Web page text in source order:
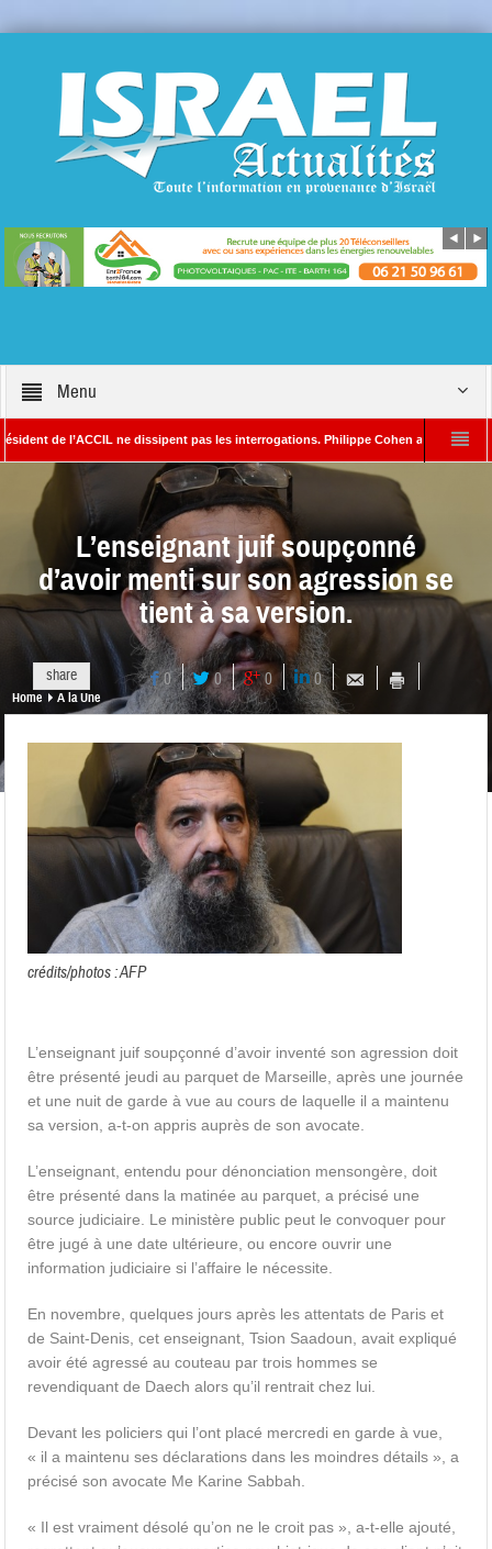
Menu
l’ACCIL ne dissipent pas les interrogations. Philippe Cohen annonce se
– Rédacteur en chef d’Israël Actualités L’Iran menace de frapper
L’enseignant juif soupçonné
d’avoir menti sur son agression se
tient à sa version.
share 0 0 0 0
Home A la Une
crédits/photos : AFP
L’enseignant juif soupçonné d’avoir inventé son agression doit
être présenté jeudi au parquet de Marseille, après une journée
et une nuit de garde à vue au cours de laquelle il a maintenu
sa version, a-t-on appris auprès de son avocate.
L’enseignant, entendu pour dénonciation mensongère, doit
être présenté dans la matinée au parquet, a précisé une
source judiciaire. Le ministère public peut le convoquer pour
être jugé à une date ultérieure, ou encore ouvrir une
information judiciaire si l’affaire le nécessite.
En novembre, quelques jours après les attentats de Paris et
de Saint-Denis, cet enseignant, Tsion Saadoun, avait expliqué
avoir été agressé au couteau par trois hommes se
revendiquant de Daech alors qu’il rentrait chez lui.
Devant les policiers qui l’ont placé mercredi en garde à vue,
« il a maintenu ses déclarations dans les moindres détails », a
précisé son avocate Me Karine Sabbah.
« Il est vraiment désolé qu’on ne le croit pas », a-t-elle ajouté,